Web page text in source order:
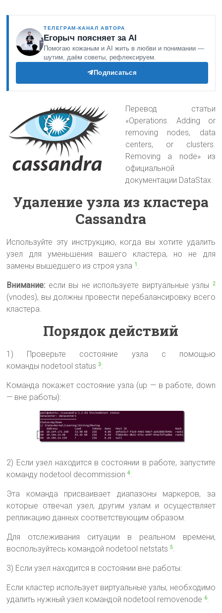
ТЕЛЕГРАМ-КАНАЛ АВТОРА
Егорыч поясняет за AI
Помогаю кожаным и AI жить в любви и понимании —
шутим, даём советы, рефлексируем.
Подписаться
Перевод статьи
«Operations. Adding or
removing nodes, data
centers, or clusters.
Removing a node» из
официальной
документации DataStax.
Удаление узла из кластера
Cassandra
Используйте эту инструкцию, когда вы хотите удалить
узел для уменьшения вашего кластера, но не для
замены вышедшего из строя узла 1 .
Внимание: если вы не используете виртуальные узлы 2
(vnodes), вы должны провести перебалансировку всего
кластера.
Порядок действий
1) Проверьте состояние узла с помощью
команды nodetool status 3:
Команда покажет состояние узла (up — в работе, down
— вне работы):
2) Если узел находится в состоянии в работе, запустите
команду nodetool decommission 4.
Эта команда присваивает диапазоны маркеров, за
которые отвечал узел, другим узлам и осуществляет
репликацию данных соответствующим образом.
Для отслеживания ситуации в реальном времени,
воспользуйтесь командой nodetool netstats 5.
3) Если узел находится в состоянии вне работы:
Если кластер использует виртуальные узлы, необходимо
удалить нужный узел командой nodetool removenode 6.